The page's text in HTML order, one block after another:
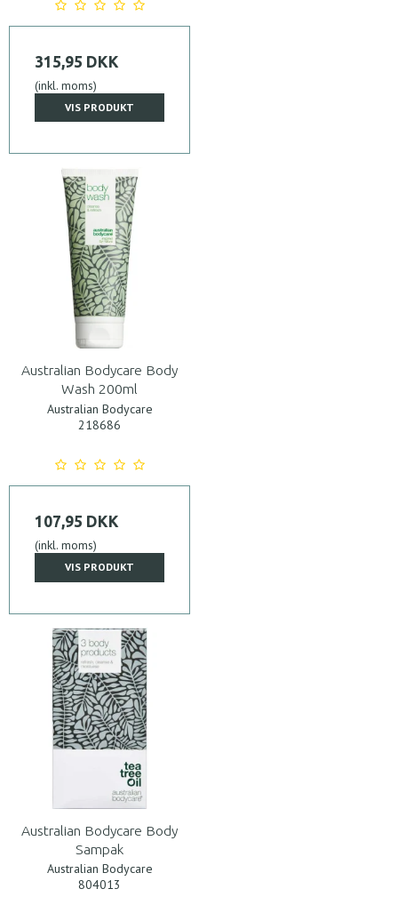
315,95 DKK
(inkl. moms)
VIS PRODUKT
Australian Bodycare Body
Wash 200ml
Australian Bodycare
218686
107,95 DKK
(inkl. moms)
VIS PRODUKT
Australian Bodycare Body
Sampak
Australian Bodycare
804013